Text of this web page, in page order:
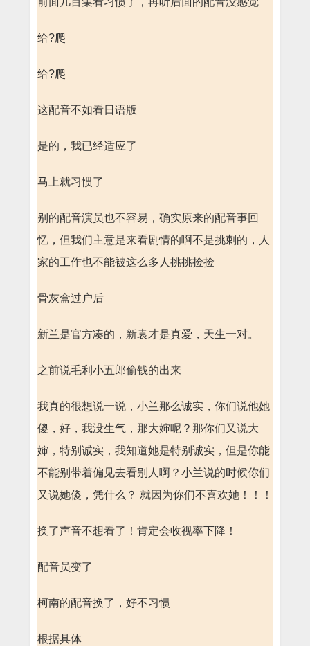
给?爬
给?爬
这配音不如看日语版
是的，我已经适应了
马上就习惯了
别的配音演员也不容易，确实原来的配音事回
忆，但我们主意是来看剧情的啊不是挑刺的，人
家的工作也不能被这么多人挑挑捡捡
骨灰盒过户后
新兰是官方凑的，新袁才是真爱，天生一对。
之前说毛利小五郎偷钱的出来
我真的很想说一说，小兰那么诚实，你们说他她
傻，好，我没生气，那大婶呢？那你们又说大
婶，特别诚实，我知道她是特别诚实，但是你能
不能别带着偏见去看别人啊？小兰说的时候你们
又说她傻，凭什么？ 就因为你们不喜欢她！！！
换了声音不想看了！肯定会收视率下降！
配音员变了
柯南的配音换了，好不习惯
根据具体